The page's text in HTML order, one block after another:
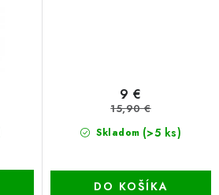
Skladom (>5 ks)
9 €
15,90 €
DO KOŠÍKA